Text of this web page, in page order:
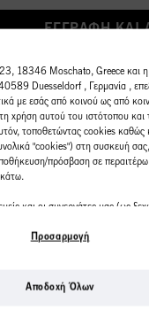
ΕΓΓΡΑΦΉ ΚΑΙ
Styling Classic
IDH 3050530
18346 Moschato, Greece και η
Duesseldorf , Γερμανία ,
με εσάς από κοινού ως από
χρήση αυτού του ιστότοπου και
τοποθετώντας cookies καθώς
"cookies") στη συσκευή
πρόσβαση σε
και οι συνεργάτες μας (ως
στο υποσέλιδο, ενότητα
αυτού του ιστότοπου, για να
Προσαρμογή
Αποδοχή Όλων